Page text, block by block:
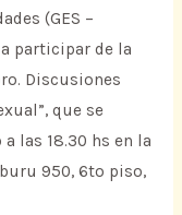
(GES –
participar de la
Discusiones
que se
las 18.30 hs en la
950, 6to piso,